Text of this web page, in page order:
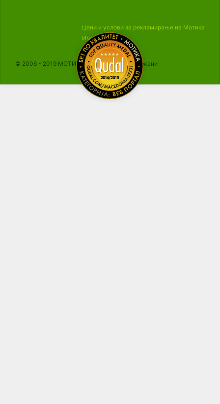
Цени и услови за рекламирање на Мотика
Импресум
© 2006 - 2019 МОТИКА, Сите права се задржани